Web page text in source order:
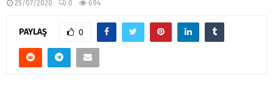
25/07/2020 0 694
PAYLAŞ 0